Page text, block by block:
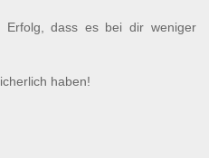
Erfolg, dass es bei dir weniger
haben!